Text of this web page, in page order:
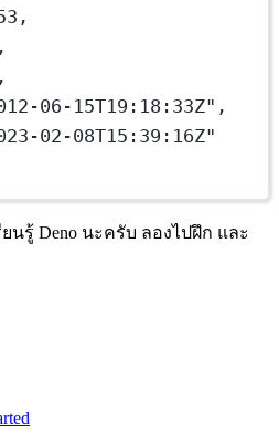
,
,
,
06-15T19:18:33Z" ,
02-08T15:39:16Z"
นรู้ Deno นะครับ ลองไปฝึก และ